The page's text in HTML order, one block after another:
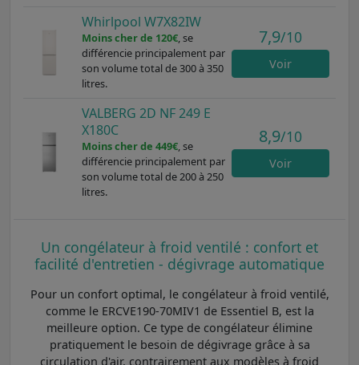
Whirlpool W7X82IW
Moins cher de 120€, se
différencie principalement par
son volume total de 300 à 350
litres.
7,9/10
Voir
VALBERG 2D NF 249 E
X180C
Moins cher de 449€, se
différencie principalement par
son volume total de 200 à 250
litres.
8,9/10
Voir
Un congélateur à froid ventilé : confort et
facilité d'entretien - dégivrage automatique
Pour un confort optimal, le congélateur à froid ventilé,
comme le ERCVE190-70MIV1 de Essentiel B, est la
meilleure option. Ce type de congélateur élimine
pratiquement le besoin de dégivrage grâce à sa
circulation d'air, contrairement aux modèles à froid